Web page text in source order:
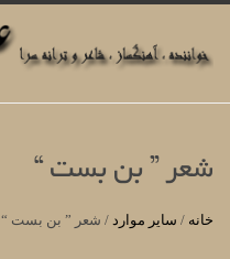
شعر ” بن بست “
خانه / سایر موارد / شعر ” بن بست “